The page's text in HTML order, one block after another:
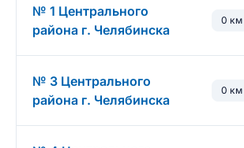
№ 1 Центрального
района г. Челябинска
0 км
№ 3 Центрального
района г. Челябинска
0 км